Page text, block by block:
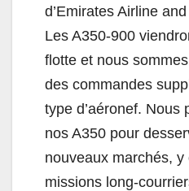
d’Emirates Airline
Les A350-900
flotte et nous
des commandes
type d’aéronef. Nous
nos A350 pour
nouveaux marchés, y
missions long-